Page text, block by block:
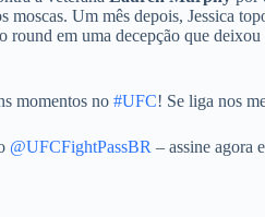
moscas. Um mês depois, Jessica
em uma decepção que deixou
momentos no#UFC! Se liga nos
@UFCFightPassBR – assine agora